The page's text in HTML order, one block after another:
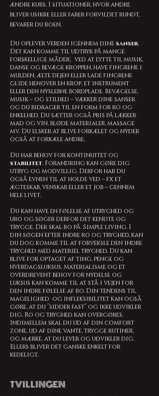
ændre kurs. I situationer, hvor andre
bliver usikre eller farer forvildet rundt,
bevarer du roen.
Du oplever verden igennem dine sanser.
Det kan komme til udtryk på mange
forskellige måder; ved at lytte til musik,
danse og bevæge kroppen, have fingrene i
mulden, ælte dejen eller lade fingrene
glide henover en krop, et instrument
eller den nyslebne bordplade. Bevægelse,
musik – og stilhed – vækker dine sanser
og du bidrager til en form for ro og
enkelhed. Du sætter også pris på lækker
mad og vin, bløde materialer, massage
mv. Du elsker at blive forkælet og nyder
også at forkæle andre.
Du har behov for kontinuitet og
stabilitet. Forandring kan gøre dig
utryg og modvillig. Derfor har du
også evnen til at holde ved – fx et
ægteskab, venskab eller et job – gennem
hele livet.
Du kan have en følelse af utryghed og
uro og søger derfor det kendte og
trygge. Der skal ro på. Simple living. I
din søgen efter indre ro og tryghed, kan
du dog komme til at forveksle den indre
tryghed med materiel tryghed. Du kan
blive for optaget af ting, penge og
hverdagsluksus. Materialisme og et
overdrevent behov for nydelse og
luksus kan komme til at stå i vejen for
den indre følelse af ro. Din tendens til
magelighed og infleksibilitet kan også
gøre, at du ”sidder fast” og ikke udvikler
dig. Ro og tryghed kan overgøres.
Indimellem skal du ud af din comfort
zone, ud af dine vante, trygge rutiner,
og mærke, at du lever og udvikler dig.
Ellers bliver det ganske enkelt for
kedeligt.
TVILLINGEN